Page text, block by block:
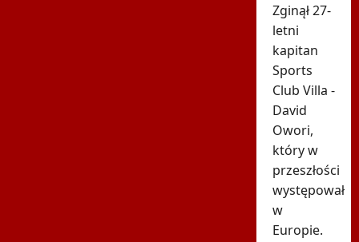
Zginął 27-
letni
kapitan
Sports
Club Villa -
David
Owori,
który w
przeszłości
występował
w
Europie.